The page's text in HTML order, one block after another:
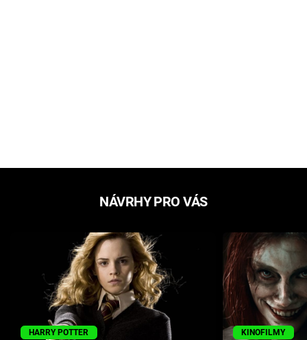
NÁVRHY PRO VÁS
HARRY POTTER KINOFILMY